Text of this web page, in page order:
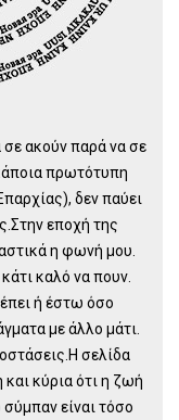
σε ακούν παρά να σε
πρωτότυπη
δεν παύει
εποχή της
η φωνή μου.
καλό να πουν.
ή έστω όσο
με άλλο μάτι.
σελίδα
κύρια ότι η ζωή
σύμπαν είναι τόσο